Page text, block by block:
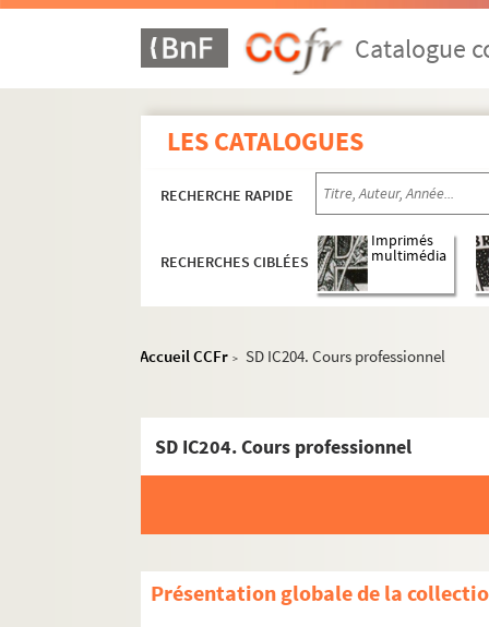
Catalogue
LES CATALOGUES
RECHERCHE RAPIDE
RECHERCHES CIBLÉES
Imprimés
multimédia
Accueil CCFr > SD IC204. Cours professionnel
SD IC204. Cours professionnel
Présentation globale de la
Histoire politique et sociale
Vie du territoire